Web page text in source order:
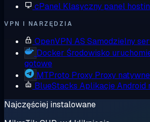
cPanel Klasyczny panel
VPN I NARZĘDZIA
OpenVPN AS Samodzielny
Docker Środowisko
gotowe
MTProto Proxy Proxy
BlueStacks Aplikacje Android
Najczęściej instalowane